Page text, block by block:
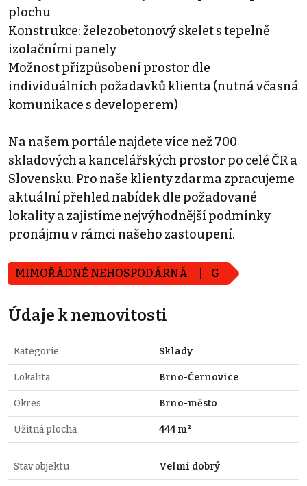
plochu
Konstrukce: železobetonový skelet s tepelně
izolačními panely
Možnost přizpůsobení prostor dle
individuálních požadavků klienta (nutná včasná
komunikace s developerem)
Na našem portále najdete více než 700
skladových a kancelářských prostor po celé ČR a
Slovensku. Pro naše klienty zdarma zpracujeme
aktuální přehled nabídek dle požadované
lokality a zajistíme nejvýhodnější podmínky
pronájmu v rámci našeho zastoupení.
MIMOŘÁDNĚ NEHOSPODÁRNÁ G
Údaje k nemovitosti
Kategorie Sklady
Lokalita Brno-Černovice
Okres Brno-město
Užitná plocha 444 m²
Stav objektu Velmi dobrý